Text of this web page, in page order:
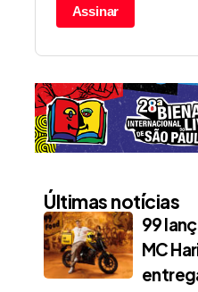
Assinar
Últimas notícias
99
MC